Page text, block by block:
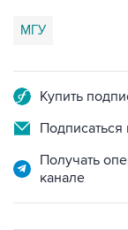
МГУ
Купить
Подписаться
Получать
канале